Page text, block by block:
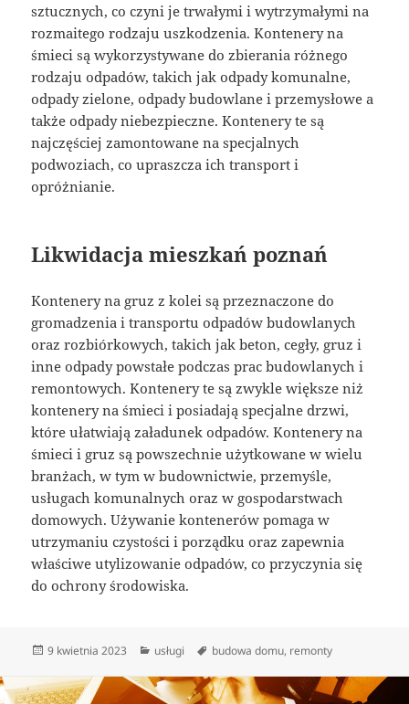
sztucznych, co czyni je trwałymi i wytrzymałymi na
rozmaitego rodzaju uszkodzenia. Kontenery na
śmieci są wykorzystywane do zbierania różnego
rodzaju odpadów, takich jak odpady komunalne,
odpady zielone, odpady budowlane i przemysłowe a
także odpady niebezpieczne. Kontenery te są
najczęściej zamontowane na specjalnych
podwoziach, co upraszcza ich transport i
opróżnianie.
Likwidacja mieszkań poznań
Kontenery na gruz z kolei są przeznaczone do
gromadzenia i transportu odpadów budowlanych
oraz rozbiórkowych, takich jak beton, cegły, gruz i
inne odpady powstałe podczas prac budowlanych i
remontowych. Kontenery te są zwykle większe niż
kontenery na śmieci i posiadają specjalne drzwi,
które ułatwiają załadunek odpadów. Kontenery na
śmieci i gruz są powszechnie użytkowane w wielu
branżach, w tym w budownictwie, przemyśle,
usługach komunalnych oraz w gospodarstwach
domowych. Używanie kontenerów pomaga w
utrzymaniu czystości i porządku oraz zapewnia
właściwe utylizowanie odpadów, co przyczynia się
do ochrony środowiska.
Data
9 kwietnia 2023 Kategorie
usługi Tagi
budowa domu, remonty